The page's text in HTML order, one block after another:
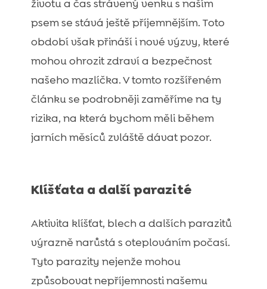
Jarní strava psa – lehčí, nebo vydatnější?
Procházka se psem v jarním dešti – co je
potřeba?
životu a čas strávený venku s naším
psem se stává ještě příjemnějším. Toto
období však přináší i nové výzvy, které
mohou ohrozit zdraví a bezpečnost
našeho mazlíčka. V tomto rozšířeném
článku se podrobněji zaměříme na ty
rizika, na která bychom měli během
jarních měsíců zvláště dávat pozor.
Klíšťata a další parazité
Aktivita klíšťat, blech a dalších parazitů
výrazně narůstá s oteplováním počasí.
Tyto parazity nejenže mohou
způsobovat nepříjemnosti našemu